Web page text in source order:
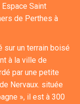
Saint
de Perthes à
sur un terrain boisé
à la ville de
par une petite
Nervaux. située
», il est à 300